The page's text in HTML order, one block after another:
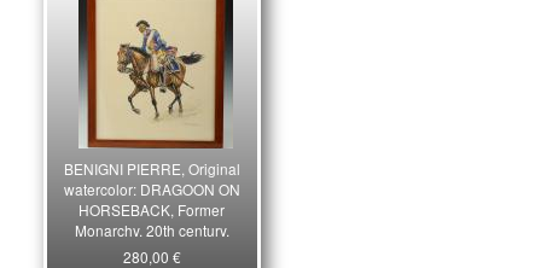
BENIGNI PIERRE, Original
watercolor: DRAGOON ON
HORSEBACK, Former
Monarchy, 20th century.
20830
280,00 €